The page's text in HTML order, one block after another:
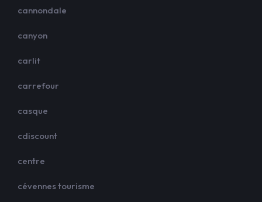
cannondale
canyon
carlit
carrefour
casque
cdiscount
centre
cévennes tourisme